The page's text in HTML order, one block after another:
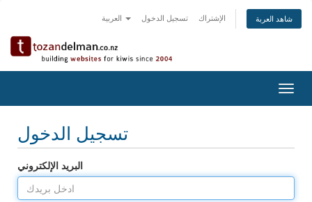
تسجيل الدخول الإشتراك شاهد العربة
تسجيل الدخول
البريد الإلكتروني